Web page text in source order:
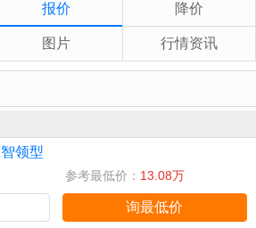
报价 降价
图片 行情资讯
领型
参考最低价： 13.08万
询最低价